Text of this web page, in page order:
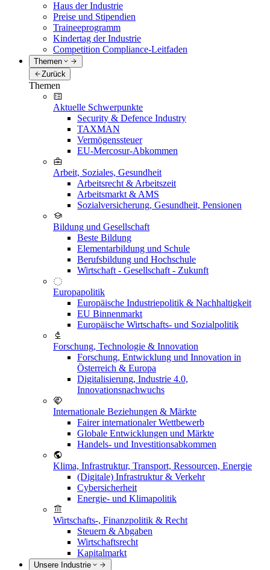
Haus der Industrie
Preise und Stipendien
Traineeprogramm
Kindertag der Industrie
Competition Compliance-Leitfaden
Themen
Zurück
Themen
Aktuelle Schwerpunkte
Security & Defence Industry
TAXMAN
Vermögenssteuer
EU-Mercosur-Abkommen
Arbeit, Soziales, Gesundheit
Arbeitsrecht & Arbeitszeit
Arbeitsmarkt & AMS
Sozialversicherung, Gesundheit, Pensionen
Bildung und Gesellschaft
Beste Bildung
Elementarbildung und Schule
Berufsbildung und Hochschule
Wirtschaft - Gesellschaft - Zukunft
Europapolitik
Europäische Industriepolitik & Nachhaltigkeit
EU Binnenmarkt
Europäische Wirtschafts- und Sozialpolitik
Forschung, Technologie & Innovation
Forschung, Entwicklung und Innovation in
Österreich & Europa
Digitalisierung, Industrie 4.0,
Innovationsnachwuchs
Internationale Beziehungen & Märkte
Fairer internationaler Wettbewerb
Globale Entwicklungen und Märkte
Handels- und Investitionsabkommen
Klima, Infrastruktur, Transport, Ressourcen, Energie
(Digitale) Infrastruktur & Verkehr
Cybersicherheit
Energie- und Klimapolitik
Wirtschafts-, Finanzpolitik & Recht
Steuern & Abgaben
Wirtschaftsrecht
Kapitalmarkt
Unsere Industrie